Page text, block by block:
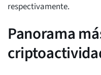
respectivamente.
Panorama